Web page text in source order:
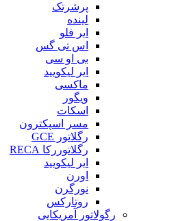
پرشرتک
لینده
ایر فلو
اس تی گس
بی او سی
ایر لیکویید
ماکسی
ویگور
اسکات
مسر اسپکترون
رگلاتور GCE
رگلاتوررکا RECA
ایر لیکویید
اورن
نورگرن
روتارکس
رگولاتور آمریکایی